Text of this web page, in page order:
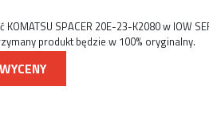
SPACER 20E-23-K2080 w IOW
produkt będzie w 100% oryginalny.